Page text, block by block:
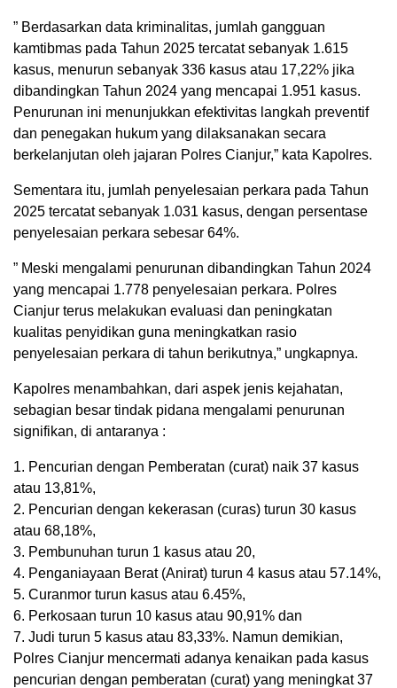
” Berdasarkan data kriminalitas, jumlah gangguan
kamtibmas pada Tahun 2025 tercatat sebanyak 1.615
kasus, menurun sebanyak 336 kasus atau 17,22% jika
dibandingkan Tahun 2024 yang mencapai 1.951 kasus.
Penurunan ini menunjukkan efektivitas langkah preventif
dan penegakan hukum yang dilaksanakan secara
berkelanjutan oleh jajaran Polres Cianjur,” kata Kapolres.
Sementara itu, jumlah penyelesaian perkara pada Tahun
2025 tercatat sebanyak 1.031 kasus, dengan persentase
penyelesaian perkara sebesar 64%.
” Meski mengalami penurunan dibandingkan Tahun 2024
yang mencapai 1.778 penyelesaian perkara. Polres
Cianjur terus melakukan evaluasi dan peningkatan
kualitas penyidikan guna meningkatkan rasio
penyelesaian perkara di tahun berikutnya,” ungkapnya.
Kapolres menambahkan, dari aspek jenis kejahatan,
sebagian besar tindak pidana mengalami penurunan
signifikan, di antaranya :
1. Pencurian dengan Pemberatan (curat) naik 37 kasus
atau 13,81%,
2. Pencurian dengan kekerasan (curas) turun 30 kasus
atau 68,18%,
3. Pembunuhan turun 1 kasus atau 20,
4. Penganiayaan Berat (Anirat) turun 4 kasus atau 57.14%,
5. Curanmor turun kasus atau 6.45%,
6. Perkosaan turun 10 kasus atau 90,91% dan
7. Judi turun 5 kasus atau 83,33%. Namun demikian,
Polres Cianjur mencermati adanya kenaikan pada kasus
pencurian dengan pemberatan (curat) yang meningkat 37